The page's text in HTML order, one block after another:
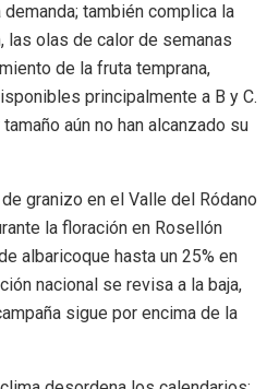
también complica la
las olas de calor de semanas
de la fruta temprana,
principalmente a B y C.
aún no han alcanzado su
granizo en el Valle del Ródano
la floración en Rosellón
albaricoque hasta un 25% en
nacional se revisa a la baja,
sigue por encima de la